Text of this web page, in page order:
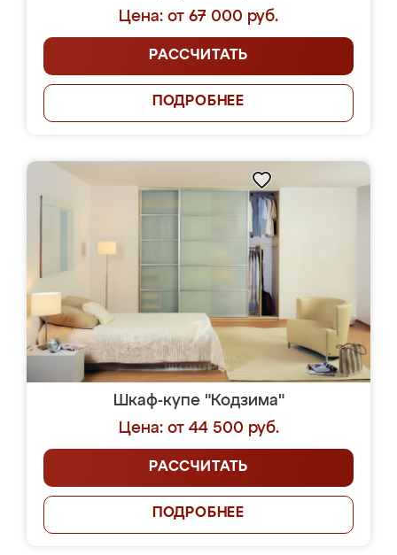
Цена: от 67 000 руб.
РАССЧИТАТЬ
ПОДРОБНЕЕ
Шкаф-купе "Кодзима"
Цена: от 44 500 руб.
РАССЧИТАТЬ
ПОДРОБНЕЕ